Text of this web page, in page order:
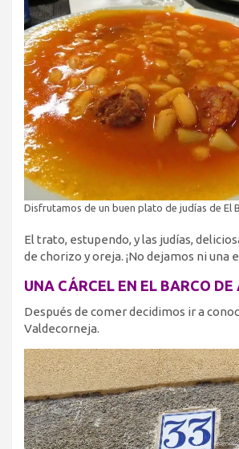
Disfrutamos de un buen plato de judías de El
El trato, estupendo, y las judías,
de chorizo y oreja. ¡No dejamos ni una
UNA CÁRCEL EN EL BARCO
Después de comer decidimos ir a
Valdecorneja.